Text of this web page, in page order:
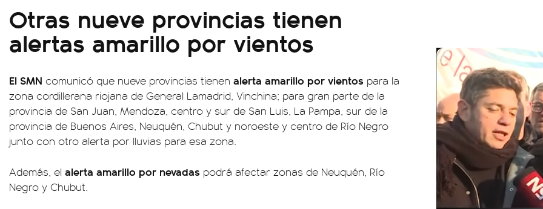
Otras nueve provincias tienen
alertas amarillo por vientos
El SMN comunicó que nueve provincias tienen alerta amarillo por vientos para la
zona cordillerana riojana de General Lamadrid, Vinchina; para gran parte de la
provincia de San Juan, Mendoza, centro y sur de San Luis, La Pampa, sur de la
provincia de Buenos Aires, Neuquén, Chubut y noroeste y centro de Río Negro
junto con otro alerta por lluvias para esa zona.
Además, el alerta amarillo por nevadas podrá afectar zonas de Neuquén, Río
Negro y Chubut.